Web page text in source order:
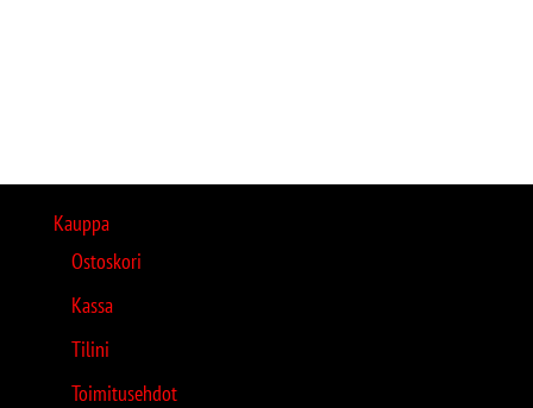
Kauppa
Ostoskori
Kassa
Tilini
Toimitusehdot